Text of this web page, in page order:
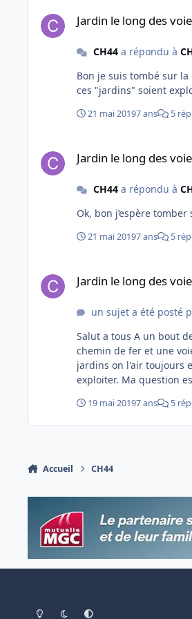
Jardin le long des
CH44a répondu à
Bon je suis tombé sur
ces "jardins" soient
21 mai 20197 ans 5
Jardin le long des
CH44a répondu à
21 mai 20197 ans 5
Jardin le long des
un sujet a été posté
Salut a tous A un bout de la gare de Nantes, il y a quelques jardins (de cheminot surement) coincé entre 3 lignes de
chemin de fer et une
jardins on l'air toujours
exploiter. Ma question
19 mai 20197 ans 5
Accueil CH44
Light ModeDark ModeSystem Preference